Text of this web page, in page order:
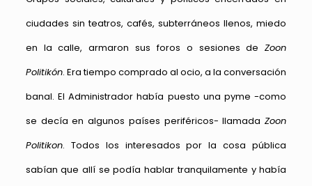
ciudades sin teatros, cafés, subterráneos llenos, miedo
en la calle, armaron sus foros o sesiones deZoon
Politikón. Era tiempo comprado al ocio, a la conversación
banal. El Administrador había puesto una pyme -como
se decía en algunos países periféricos- llamadaZoon
Politikon. Todos los interesados por la cosa pública
sabían que allí se podía hablar tranquilamente y había